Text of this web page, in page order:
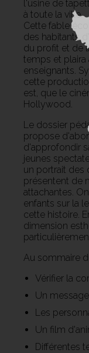
l'usine de
à toute la ville.
Cette fable
des habitants
du profit et de
temps et plaira
enseignants.
cette
est, que le
Hollywood.
Le dossier
propose
d'approfondir
jeunes
un portrait des
présentent de
attachantes.
enfants sur la
cette histoire.
dimension
Au sommaire
Vérifier la
Un
Les
Un film
Différentes